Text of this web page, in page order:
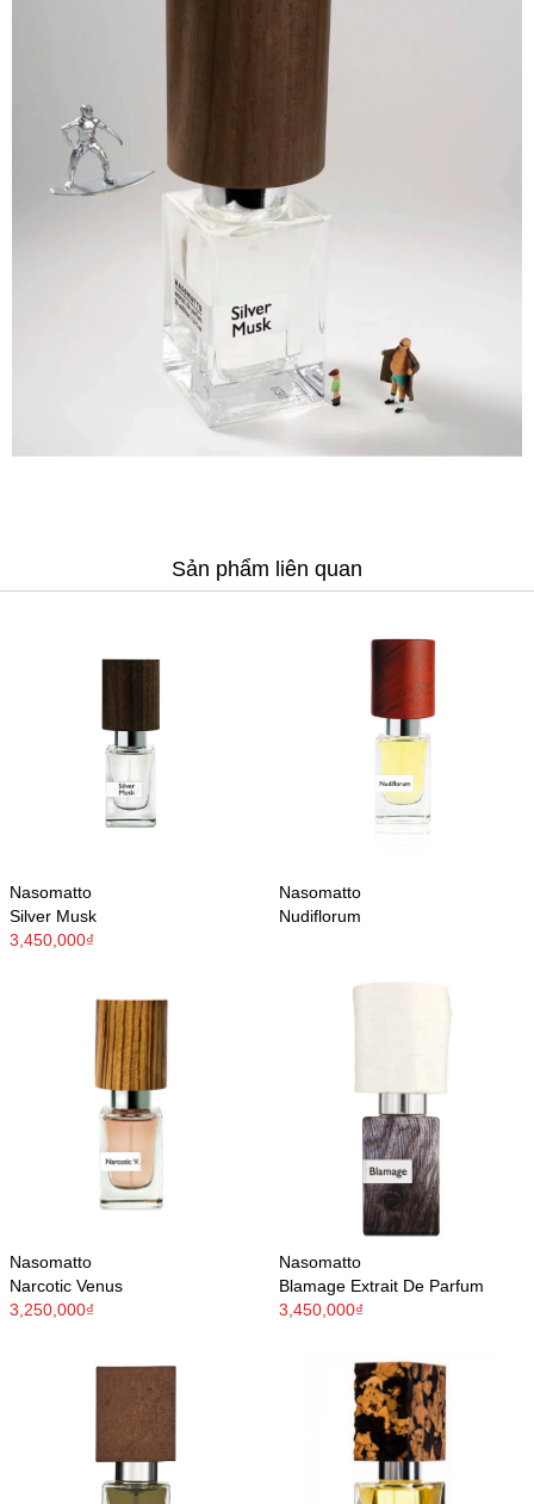
Sản phẩm liên quan
Nasomatto
Silver Musk
3,450,000₫
Nasomatto
Nudiflorum
Nasomatto
Narcotic Venus
3,250,000₫
Nasomatto
Blamage Extrait De Parfum
3,450,000₫